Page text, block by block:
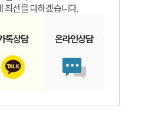
최선을 다하겠습니다.
톡상담 온라인상담